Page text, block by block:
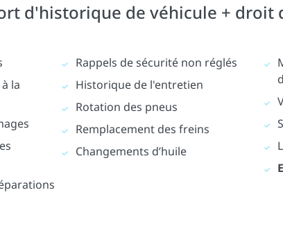
d'historique de véhicule + droit
la
Rappels de sécurité non réglés
Historique de l'entretien
Rotation des pneus
Remplacement des freins
Changements d’huile